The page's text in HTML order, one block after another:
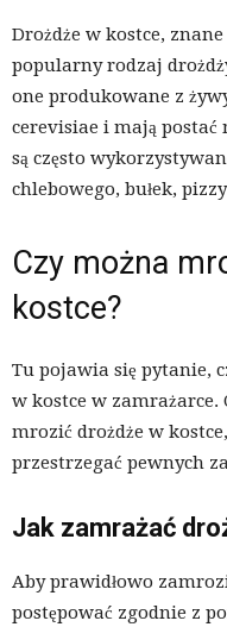
Drożdże w kostce,
popularny rodzaj
one produkowane z
cerevisiae i mają postać
są często
chlebowego, bułek,
Czy można
kostce?
Tu pojawia się pytanie,
w kostce w
mrozić drożdże w
przestrzegać pewnych
Jak zamrażać
Aby prawidłowo
postępować zgodnie z